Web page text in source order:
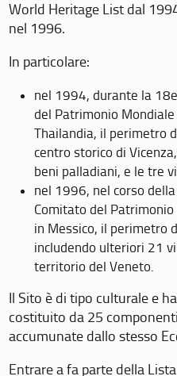
World Heritage List dal
nel 1996.
In particolare:
nel 1994, durante la
del Patrimonio Mondiale
Thailandia, il perimetro
centro storico di
beni palladiani, e le tre
nel 1996, nel corso
Comitato del Patrimonio
in Messico, il perimetro
includendo ulteriori 21
territorio del Veneto.
Il Sito è di tipo culturale e
costituito da 25
accumunate dallo stesso
Entrare a fa parte della